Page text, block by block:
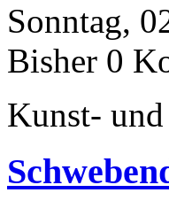
Sonntag,
Bisher 0
Kunst-